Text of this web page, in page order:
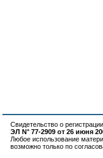
Свидетельство о
ЭЛ N° 77-2909 от 26 июня
Любое использование
возможно только по